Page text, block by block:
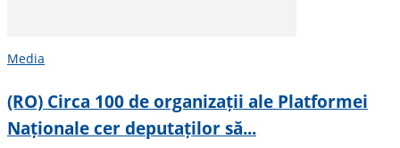
Media
(RO) Circa 100 de organizații ale Platformei
Naționale cer deputaților să...